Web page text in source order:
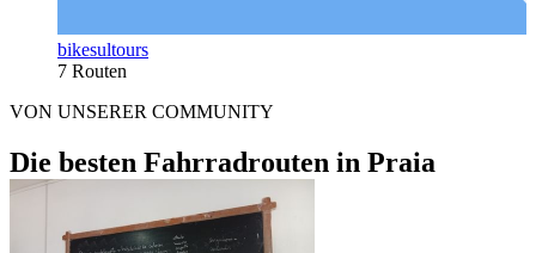
bikesultours
7 Routen
VON UNSERER COMMUNITY
Die besten Fahrradrouten in Praia